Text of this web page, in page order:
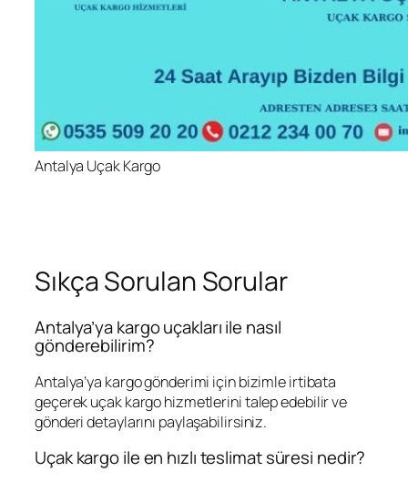
Antalya Uçak Kargo
Sıkça Sorulan Sorular
Antalya’ya kargo uçakları ile nasıl
gönderebilirim?
Antalya’ya kargo gönderimi için bizimle irtibata
geçerek uçak kargo hizmetlerini talep edebilir ve
gönderi detaylarını paylaşabilirsiniz.
Uçak kargo ile en hızlı teslimat süresi nedir?